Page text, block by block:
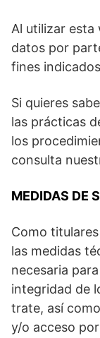
Al utilizar
datos por
fines
Si quieres
las prácticas
los
consulta
MEDIDAS DE
Como
las medidas
necesaria
integridad de
trate, así
y/o acceso